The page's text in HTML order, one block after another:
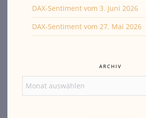
DAX-Sentiment vom 3. Juni 2026
DAX-Sentiment vom 27. Mai 2026
ARCHIV